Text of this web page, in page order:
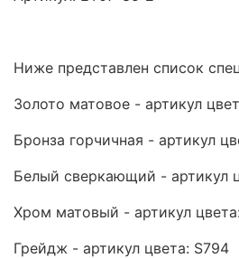
Ниже представлен список
Золото матовое - артикул
Бронза горчичная - артикул
Белый сверкающий - артикул
Хром матовый - артикул
Грейдж - артикул цвета: S794